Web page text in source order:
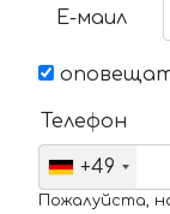
Е-маил
Телефон
+49
Пожалуйста,